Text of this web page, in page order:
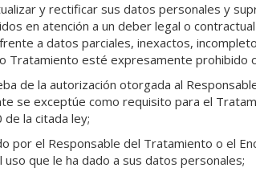
y rectificar sus datos personales y
en atención a un deber legal o
a datos parciales, inexactos,
Tratamiento esté expresamente prohibido
de la autorización otorgada al
se exceptúe como requisito para el
de la citada ley;
por el Responsable del Tratamiento o el
que le ha dado a sus datos personales;